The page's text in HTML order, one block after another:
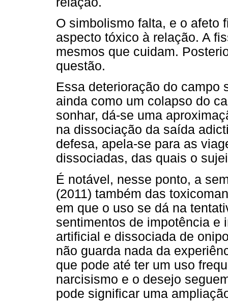
O simbolismo falta, e o afeto
aspecto tóxico à relação. A
mesmos que cuidam.
questão.
Essa deterioração do campo
ainda como um colapso do
sonhar, dá-se uma
na dissociação da saída
defesa, apela-se para as
dissociadas, das quais o
É notável, nesse ponto, a
(2011) também das
em que o uso se dá na
sentimentos de impotência e
artificial e dissociada de
não guarda nada da
que pode até ter um uso
narcisismo e o desejo
pode significar uma